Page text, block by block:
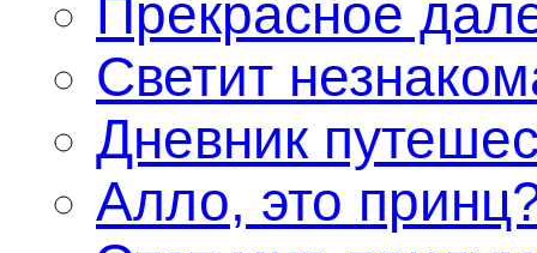
Прекрасное
Светит
Дневник
Алло, это